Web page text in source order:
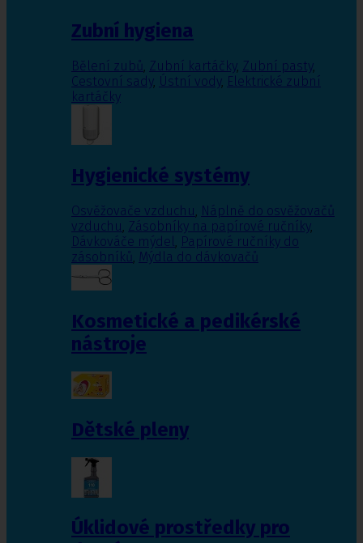
Zubní hygiena
Bělení zubů, Zubní kartáčky, Zubní pasty,
Cestovní sady, Ústní vody, Elektrické zubní
kartáčky
Hygienické systémy
Osvěžovače vzduchu, Náplně do osvěžovačů
vzduchu, Zásobníky na papírové ručníky,
Dávkováče mýdel, Papírové ručníky do
zásobníků, Mýdla do dávkovačů
Kosmetické a pedikérské
nástroje
Dětské pleny
Úklidové prostředky pro